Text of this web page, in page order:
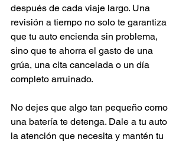
después de cada viaje largo. Una
revisión a tiempo no solo te garantiza
que tu auto encienda sin problema,
sino que te ahorra el gasto de una
grúa, una cita cancelada o un día
completo arruinado.
No dejes que algo tan pequeño como
una batería te detenga. Dale a tu auto
la atención que necesita y mantén tu